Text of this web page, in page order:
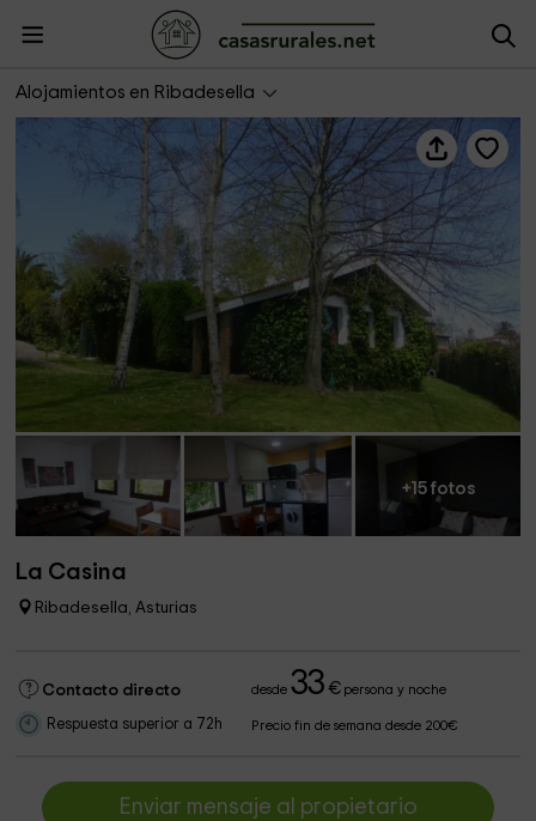
Alojamientos en Ribadesella
+15 fotos
La Casina
Ribadesella, Asturias
Contacto directo desde33 €persona y noche
Respuesta superior a 72h Precio fin de semana desde 200€
Enviar mensaje al propietario